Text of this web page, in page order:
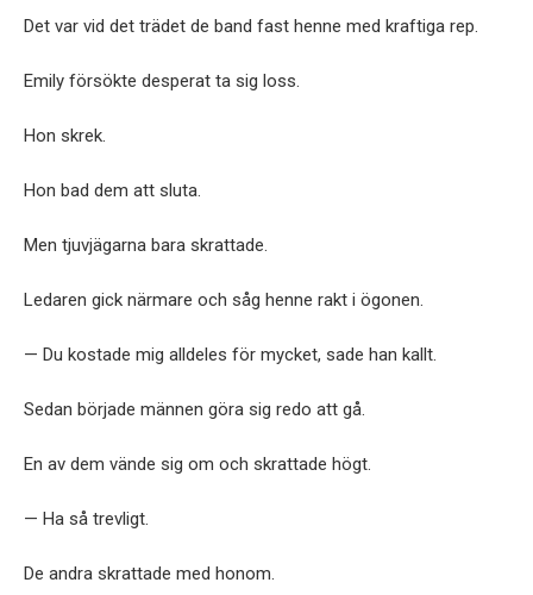
Det var vid det trädet de band fast henne med kraftiga rep.
Emily försökte desperat ta sig loss.
Hon skrek.
Hon bad dem att sluta.
Men tjuvjägarna bara skrattade.
Ledaren gick närmare och såg henne rakt i ögonen.
— Du kostade mig alldeles för mycket, sade han kallt.
Sedan började männen göra sig redo att gå.
En av dem vände sig om och skrattade högt.
— Ha så trevligt.
De andra skrattade med honom.